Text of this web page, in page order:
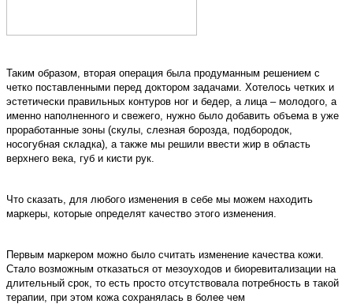
Таким образом, вторая операция была продуманным решением с
четко поставленными перед доктором задачами. Хотелось четких и
эстетически правильных контуров ног и бедер, а лица – молодого, а
именно наполненного и свежего, нужно было добавить объема в уже
проработанные зоны (скулы, слезная борозда, подбородок,
носогубная складка), а также мы решили ввести жир в область
верхнего века, губ и кисти рук.
Что сказать, для любого изменения в себе мы можем находить
маркеры, которые определят качество этого изменения.
Первым маркером можно было считать изменение качества кожи.
Стало возможным отказаться от мезоуходов и биоревитализации на
длительный срок, то есть просто отсутствовала потребность в такой
терапии, при этом кожа сохранялась в более чем